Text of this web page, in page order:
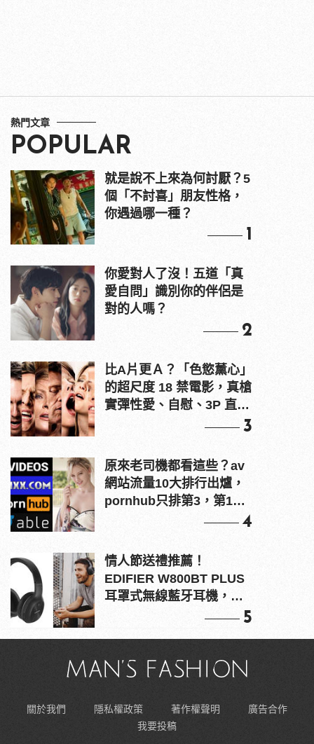
熱門文章
POPULAR
就是說不上來為何討厭？5
個「不討喜」朋友性格，
你遇過哪一種？
1
你愛對人了沒！五道「真
愛自問」識別你的伴侶是
對的人嗎？
2
比A片更Ａ？「色慾薰心」
的超尺度 18 禁電影，真槍
實彈性愛、自慰、3P 直接
3
原來老司機都看這些？av
網站流量10大排行出爐，
pornhub只排第3，第1名
4
情人節送禮推薦！
EDIFIER W800BT PLUS
耳罩式無線藍牙耳機，在
5
關於我們 隱私權政策 著作權聲明
廣告合作
我要投稿